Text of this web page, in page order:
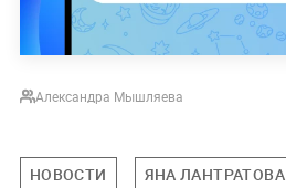
Александра Мышляева
НОВОСТИ ЯНА ЛАНТРАТОВА